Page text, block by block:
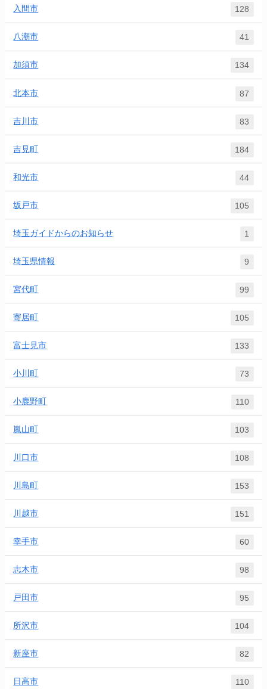
入間市 128
八潮市 41
加須市 134
北本市 87
吉川市 83
吉見町 184
和光市 44
坂戸市 105
埼玉ガイドからのお知らせ 1
埼玉県情報 9
宮代町 99
寄居町 105
富士見市 133
小川町 73
小鹿野町 110
嵐山町 103
川口市 108
川島町 153
川越市 151
幸手市 60
志木市 98
戸田市 95
所沢市 104
新座市 82
日高市 110